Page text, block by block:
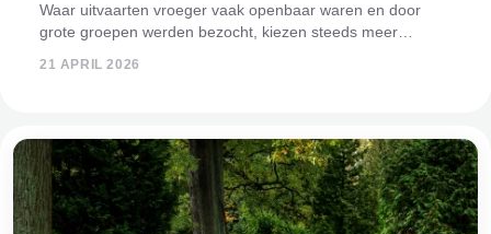
Waar uitvaarten vroeger vaak openbaar waren en door
grote groepen werden bezocht, kiezen steeds meer
21 APRIL 2026